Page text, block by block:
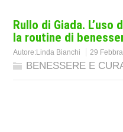
Rullo di Giada.
la routine di
Autore:Linda Bianchi 29
BENESSERE E